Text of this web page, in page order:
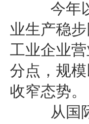
今年以
业生产稳
工业企业
分点，规
收窄态势。
从国际